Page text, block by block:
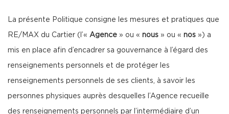
La présente Politique consigne les mesures et pratiques que
RE/MAX du Cartier (l’« Agence » ou « nous » ou « nos ») a
mis en place afin d’encadrer sa gouvernance à l’égard des
renseignements personnels et de protéger les
renseignements personnels de ses clients, à savoir les
personnes physiques auprès desquelles l’Agence recueille
des renseignements personnels par l’intermédiaire d’un